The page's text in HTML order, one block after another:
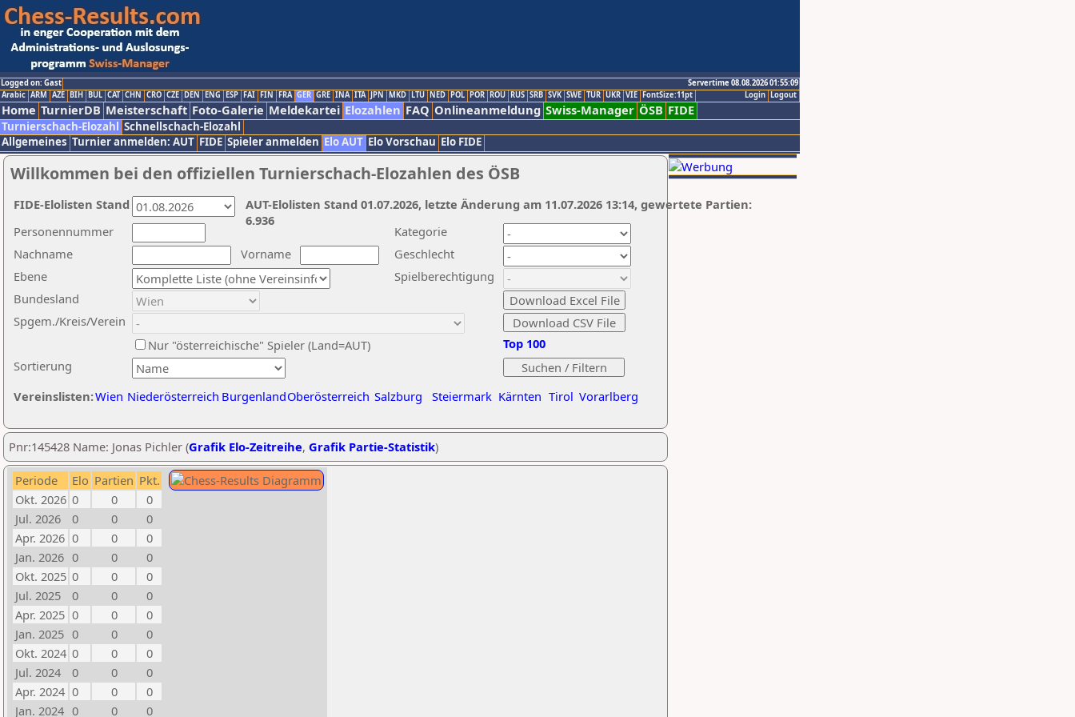
Logged on: Gast
Servertime 08.08.2026 01:55:09
Logout
Login
Arabic ARM AZE BIH BUL CAT CHN CRO CZE DEN ENG ESP FAI FIN FRA GER GRE INA ITA JPN MKD LTU NED POL POR ROU RUS SRB SVK SWE TUR UKR VIE FontSize:11pt
Home TurnierDB Meisterschaft Foto-Galerie Meldekartei Elozahlen FAQ Onlineanmeldung Swiss-Manager ÖSB FIDE
Turnierschach-Elozahl Schnellschach-Elozahl
Allgemeines Turnier anmelden: AUT FIDE Spieler anmelden Elo AUT Elo Vorschau Elo FIDE
Willkommen bei den offiziellen Turnierschach-Elozahlen des ÖSB
Nachname
Vorname
Ebene
Kategorie
Sortierung
Personennummer
Bundesland
Spgem./Kreis/Verein
Geschlecht
Nur "österreichische" Spieler (Land=AUT)
Spielberechtigung
Vereinslisten:Wien Niederösterreich BurgenlandOberösterreich Salzburg Steiermark Kärnten Tirol Vorarlberg
Top 100
AUT-Elolisten Stand 01.07.2026, letzte Änderung am 11.07.2026 13:14, gewertete Partien:
6.936
FIDE-Elolisten Stand
Pnr:145428 Name: Jonas Pichler (Grafik Elo-Zeitreihe, Grafik Partie-Statistik)
Periode Elo Partien Pkt.
Okt. 2026 0 0
0
Jul. 2026
0 0
0
Apr. 2026 0 0
0
Jan. 2026 0 0
0
Okt. 2025 0 0
0
Jul. 2025
0 0
0
Apr. 2025 0 0
0
Jan. 2025 0 0
0
Okt. 2024 0 0
0
Jul. 2024
0 0
0
Apr. 2024 0 0
0
Jan. 2024 0 0 0